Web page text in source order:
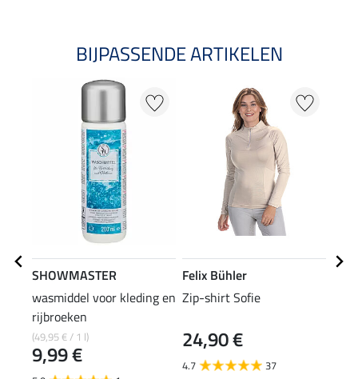
BIJPASSENDE ARTIKELEN
SHOWMASTER
wasmiddel voor kleding en
rijbroeken
(49,95 € / 1 l)
9,99 €
Felix Bühler
Zip-shirt Sofie
24,90 €
4.7 37